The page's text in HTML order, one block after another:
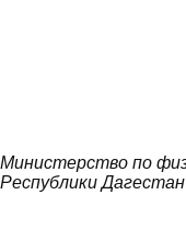
Министерство по
Республики Дагестан